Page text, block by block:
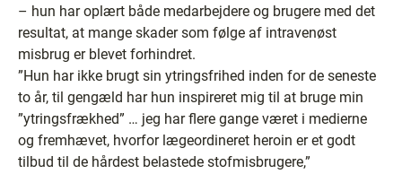
– hun har oplært både medarbejdere og brugere med det
resultat, at mange skader som følge af intravenøst
misbrug er blevet forhindret.
”Hun har ikke brugt sin ytringsfrihed inden for de seneste
to år, til gengæld har hun inspireret mig til at bruge min
”ytringsfrækhed” … jeg har flere gange været i medierne
og fremhævet, hvorfor lægeordineret heroin er et godt
tilbud til de hårdest belastede stofmisbrugere,”